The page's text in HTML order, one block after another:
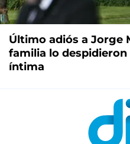
Último adiós a Jorge
familia lo
íntima